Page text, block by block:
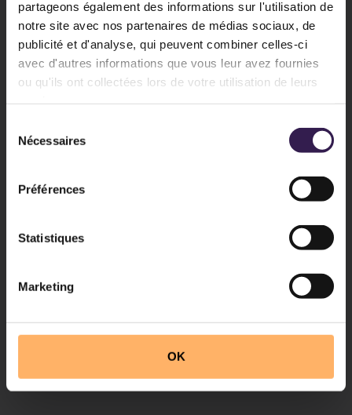
partageons également des informations sur l'utilisation de
notre site avec nos partenaires de médias sociaux, de
publicité et d'analyse, qui peuvent combiner celles-ci
avec d'autres informations que vous leur avez fournies
ou qu'ils ont collectées lors de votre utilisation de leurs
Nécessaires
Préférences
Statistiques
Marketing
OK